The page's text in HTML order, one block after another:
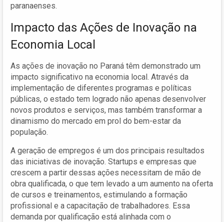
paranaenses.
Impacto das Ações de Inovação na
Economia Local
As ações de inovação no Paraná têm demonstrado um
impacto significativo na economia local. Através da
implementação de diferentes programas e políticas
públicas, o estado tem logrado não apenas desenvolver
novos produtos e serviços, mas também transformar a
dinamismo do mercado em prol do bem-estar da
população.
A geração de empregos é um dos principais resultados
das iniciativas de inovação. Startups e empresas que
crescem a partir dessas ações necessitam de mão de
obra qualificada, o que tem levado a um aumento na oferta
de cursos e treinamentos, estimulando a formação
profissional e a capacitação de trabalhadores. Essa
demanda por qualificação está alinhada com o